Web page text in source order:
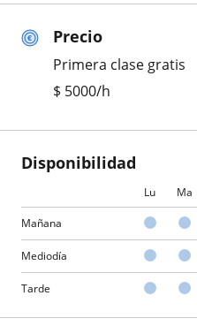
Precio
Primera clase gratis
$ 5000/h
Disponibilidad
Lu Ma
Mañana
Mediodía
Tarde